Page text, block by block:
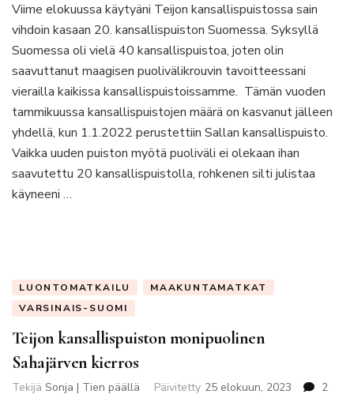
Suomen
kansallispuistoista
käyty
nämä
ovat
suosikkini
Viime elokuussa käytyäni Teijon kansallispuistossa sain
vihdoin kasaan 20. kansallispuiston Suomessa. Syksyllä
Suomessa oli vielä 40 kansallispuistoa, joten olin
saavuttanut maagisen puolivälikrouvin tavoitteessani
vierailla kaikissa kansallispuistoissamme. Tämän vuoden
tammikuussa kansallispuistojen määrä on kasvanut jälleen
yhdellä, kun 1.1.2022 perustettiin Sallan kansallispuisto.
Vaikka uuden puiston myötä puoliväli ei olekaan ihan
saavutettu 20 kansallispuistolla, rohkenen silti julistaa
käyneeni …
LUONTOMATKAILU
MAAKUNTAMATKAT
VARSINAIS-SUOMI
Teijon kansallispuiston monipuolinen
Sahajärven kierros
Tekijä Sonja | Tien päällä Päivitetty 25 elokuun, 2023
2